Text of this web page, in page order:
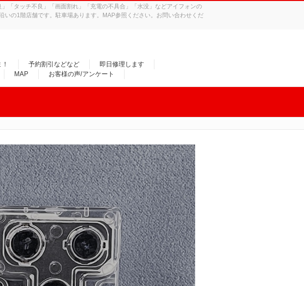
「タッチ不良」「画面割れ」「充電の不具合」「水没」などアイフォンの
の1階店舗です。駐車場あります。MAP参照ください。お問い合わせくだ
予約割引などなど
即日修理します
MAP お客様の声/アンケート